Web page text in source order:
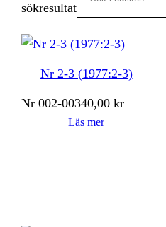
sökresultat
Nr 2-3 (1977:2-3)
Nr 002-00340,00kr
Läs mer